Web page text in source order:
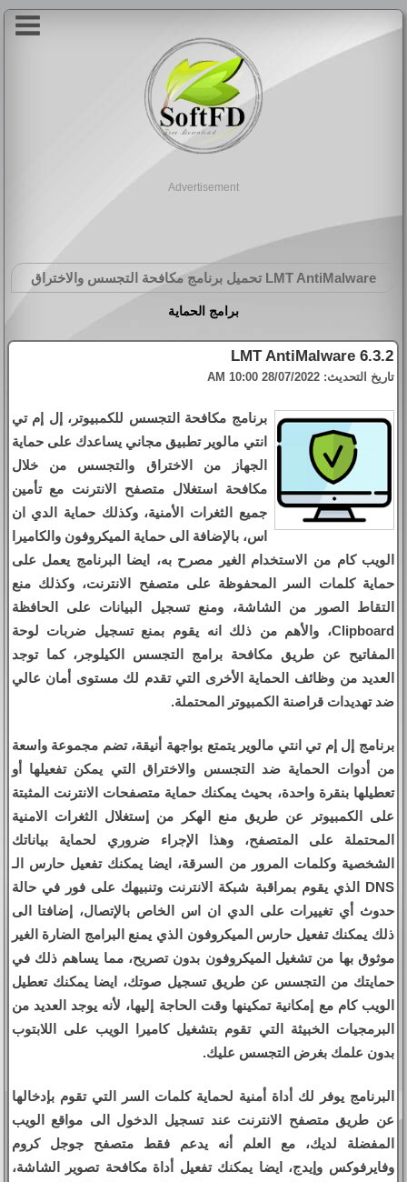
Advertisement
LMT AntiMalware تحميل برنامج مكافحة التجسس والاختراق
برامج الحماية
LMT AntiMalware 6.3.2
تاريخ التحديث: 28/07/2022 10:00 AM
برنامج مكافحة التجسس للكمبيوتر، إل إم تي
انتي مالوير تطبيق مجاني يساعدك على حماية
الجهاز من الاختراق والتجسس من خلال
مكافحة استغلال متصفح الانترنت مع تأمين
جميع الثغرات الأمنية، وكذلك حماية الدي ان
اس، بالإضافة الى حماية الميكروفون والكاميرا
الويب كام من الاستخدام الغير مصرح به، ايضا البرنامج يعمل على
حماية كلمات السر المحفوظة على متصفح الانترنت، وكذلك منع
التقاط الصور من الشاشة، ومنع تسجيل البيانات على الحافظة
Clipboard، والأهم من ذلك انه يقوم بمنع تسجيل ضربات لوحة
المفاتيح عن طريق مكافحة برامج التجسس الكيلوجر، كما توجد
العديد من وظائف الحماية الأخرى التي تقدم لك مستوى أمان عالي
ضد تهديدات قراصنة الكمبيوتر المحتملة.
برنامج إل إم تي انتي مالوير يتمتع بواجهة أنيقة، تضم مجموعة واسعة
من أدوات الحماية ضد التجسس والاختراق التي يمكن تفعيلها أو
تعطيلها بنقرة واحدة، بحيث يمكنك حماية متصفحات الانترنت المثبتة
على الكمبيوتر عن طريق منع الهكر من إستغلال الثغرات الامنية
المحتملة على المتصفح، وهذا الإجراء ضروري لحماية بياناتك
الشخصية وكلمات المرور من السرقة، ايضا يمكنك تفعيل حارس الـ
DNS الذي يقوم بمراقبة شبكة الانترنت وتنبيهك على فور في حالة
حدوث أي تغييرات على الدي ان اس الخاص بالإتصال، إضافتا الى
ذلك يمكنك تفعيل حارس الميكروفون الذي يمنع البرامج الضارة الغير
موثوق بها من تشغيل الميكروفون بدون تصريح، مما يساهم ذلك في
حمايتك من التجسس عن طريق تسجيل صوتك، ايضا يمكنك تعطيل
الويب كام مع إمكانية تمكينها وقت الحاجة إليها، لأنه يوجد العديد من
البرمجيات الخبيثة التي تقوم بتشغيل كاميرا الويب على اللابتوب
بدون علمك بغرض التجسس عليك.
البرنامج يوفر لك أداة أمنية لحماية كلمات السر التي تقوم بإدخالها
عن طريق متصفح الانترنت عند تسجيل الدخول الى مواقع الويب
المفضلة لديك، مع العلم أنه يدعم فقط متصفح جوجل كروم
وفايرفوكس وإيدج، ايضا يمكنك تفعيل أداة مكافحة تصوير الشاشة،